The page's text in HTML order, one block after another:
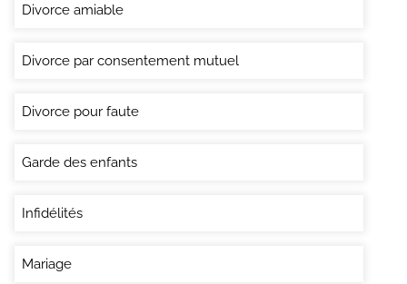
Divorce amiable
Divorce par consentement mutuel
Divorce pour faute
Garde des enfants
Infidélités
Mariage